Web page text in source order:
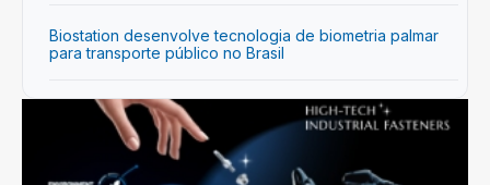
Biostation desenvolve tecnologia de biometria palmar
para transporte público no Brasil